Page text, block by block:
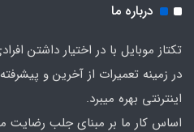
درباره ما
تکتاز موبایل با در اختیار داشتن
در زمینه تعمیرات از آخرین و
اینترنتی بهره میبرد.
اساس کار ما بر مبنای جلب رضایت